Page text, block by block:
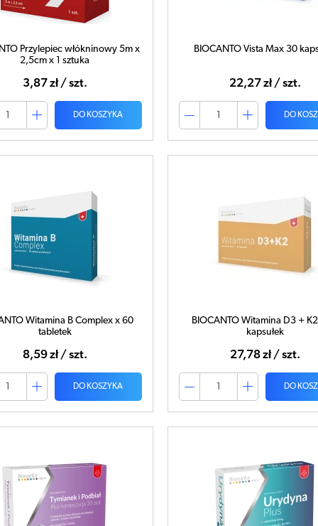
Przylepiec włókninowy 5m x
2,5cm x 1 sztuka
3,87 zł / szt.
DO KOSZYKA
BIOCANTO Vista Max 30
22,27 zł / szt.
DO
Witamina B Complex x 60
tabletek
8,59 zł / szt.
DO KOSZYKA
BIOCANTO Witamina D3 +
kapsułek
27,78 zł / szt.
DO